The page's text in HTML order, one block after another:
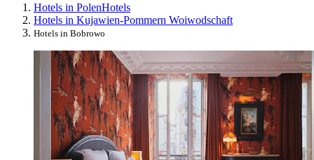
Hotels in PolenHotels
Hotels in Kujawien-Pommern Woiwodschaft
Hotels in Bobrowo